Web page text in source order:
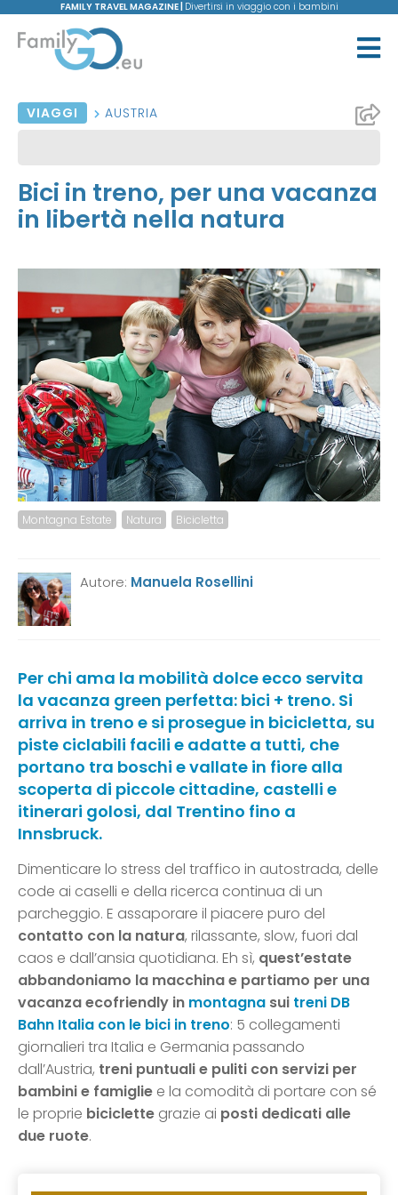
FAMILY TRAVEL MAGAZINE | Divertirsi in viaggio con i bambini
VIAGGI AUSTRIA
Bici in treno, per una vacanza
in libertà nella natura
Montagna Estate Natura Bicicletta
Autore: Manuela Rosellini
Per chi ama la mobilità dolce ecco servita
la vacanza green perfetta: bici + treno. Si
arriva in treno e si prosegue in bicicletta, su
piste ciclabili facili e adatte a tutti, che
portano tra boschi e vallate in fiore alla
scoperta di piccole cittadine, castelli e
itinerari golosi, dal Trentino fino a
Innsbruck.
Dimenticare lo stress del traffico in autostrada, delle
code ai caselli e della ricerca continua di un
parcheggio. E assaporare il piacere puro del
contatto con la natura, rilassante, slow, fuori dal
caos e dall’ansia quotidiana. Eh sì, quest’estate
abbandoniamo la macchina e partiamo per una
vacanza ecofriendly in montagna sui treni DB
Bahn Italia con le bici in treno: 5 collegamenti
giornalieri tra Italia e Germania passando
dall’Austria, treni puntuali e puliti con servizi per
bambini e famiglie e la comodità di portare con sé
le proprie biciclette grazie ai posti dedicati alle
due ruote.